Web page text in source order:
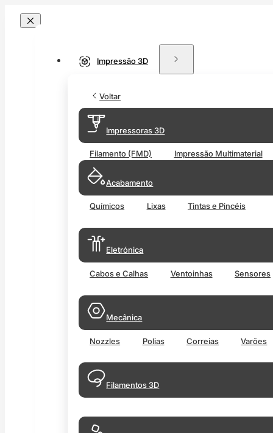
Impressão 3D
Voltar
Impressoras 3D
Filamento (FMD) Impressão Multimaterial
Acabamento
Químicos Lixas Tintas e Pincéis
Eletrónica
Cabos e Calhas Ventoinhas Sensores
Mecânica
Nozzles Polias Correias Varões
Filamentos 3D